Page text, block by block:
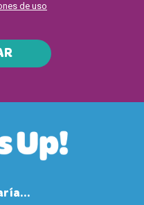
de uso